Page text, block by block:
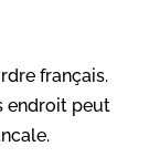
français.
endroit peut